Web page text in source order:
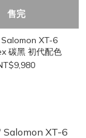
售完
XT-6
碳黑 初代配色